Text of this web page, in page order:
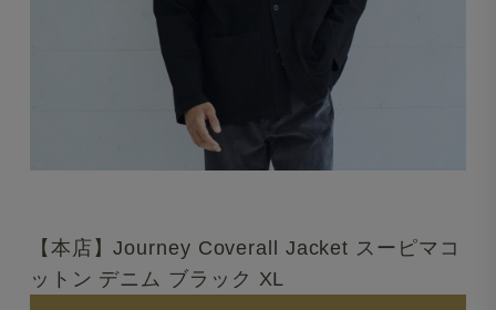
【本店】Journey Coverall Jacket スーピマコ
ットン デニム ブラック XL